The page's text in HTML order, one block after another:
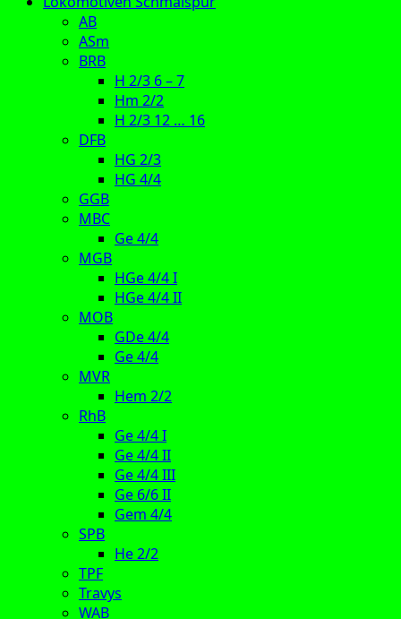
AB
ASm
BRB
H 2/3 6 – 7
Hm 2/2
H 2/3 12 … 16
DFB
HG 2/3
HG 4/4
GGB
MBC
Ge 4/4
MGB
HGe 4/4 I
HGe 4/4 II
MOB
GDe 4/4
Ge 4/4
MVR
Hem 2/2
RhB
Ge 4/4 I
Ge 4/4 II
Ge 4/4 III
Ge 6/6 II
Gem 4/4
SPB
He 2/2
TPF
Travys
WAB